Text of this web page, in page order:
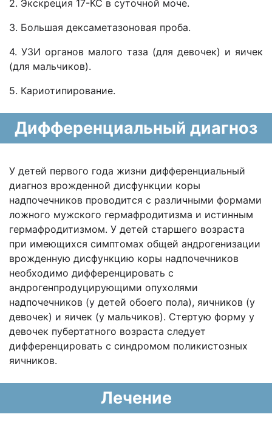
2. Экскреция 17-КС в суточной моче.
3. Большая дексаметазоновая проба.
4. УЗИ органов малого таза (для девочек) и яичек
(для мальчиков).
5. Кариотипирование.
Дифференциальный диагноз
У детей первого года жизни дифференциальный
диагноз врожденной дисфункции коры
надпочечников проводится с различными формами
ложного мужского гермафродитизма и истинным
гермафродитизмом. У детей старшего возраста
при имеющихся симптомах общей андрогенизации
врожденную дисфункцию коры надпочечников
необходимо дифференцировать с
андрогенпродуцирующими опухолями
надпочечников (у детей обоего пола), яичников (у
девочек) и яичек (у мальчиков). Стертую форму у
девочек пубертатного возраста следует
дифференцировать с синдромом поликистозных
яичников.
Лечение